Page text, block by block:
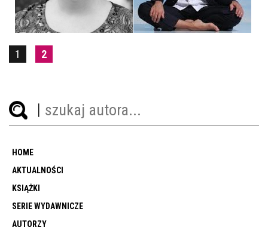
1 2
HOME
AKTUALNOŚCI
KSIĄŻKI
SERIE WYDAWNICZE
AUTORZY